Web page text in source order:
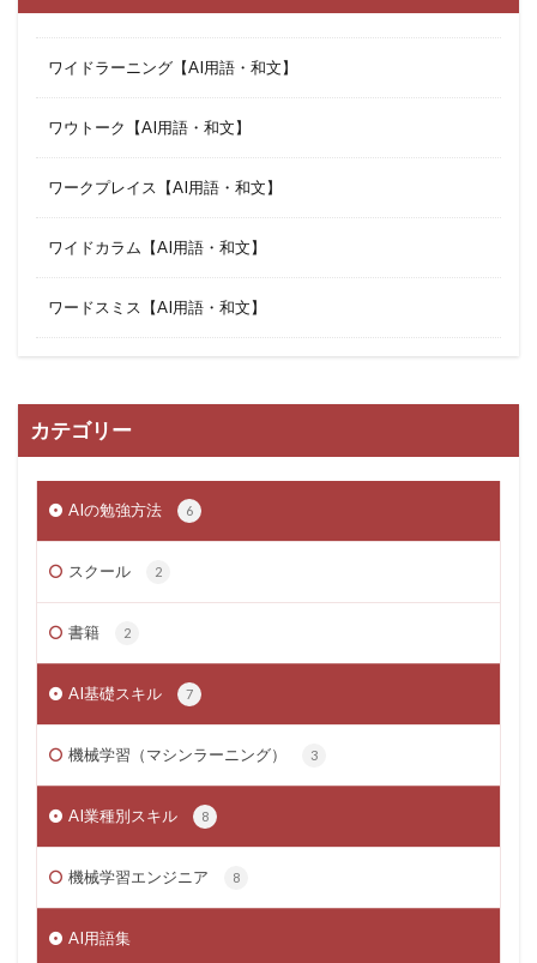
ワイドラーニング【AI用語・和文】
ワウトーク【AI用語・和文】
ワークプレイス【AI用語・和文】
ワイドカラム【AI用語・和文】
ワードスミス【AI用語・和文】
カテゴリー
AIの勉強方法 6
スクール 2
書籍 2
AI基礎スキル 7
機械学習（マシンラーニング） 3
AI業種別スキル 8
機械学習エンジニア 8
AI用語集